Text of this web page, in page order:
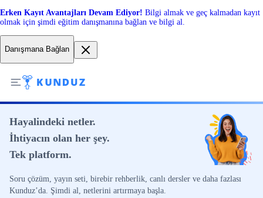
Erken Kayıt Avantajları Devam Ediyor! Bilgi almak ve geç kalmadan kayıt
olmak için şimdi eğitim danışmanına bağlan ve bilgi al.
Danışmana Bağlan
Hayalindeki netler.
İhtiyacın olan her şey.
Tek platform.
Soru çözüm, yayın seti, birebir rehberlik, canlı dersler ve daha fazlası
Kunduz’da. Şimdi al, netlerini artırmaya başla.